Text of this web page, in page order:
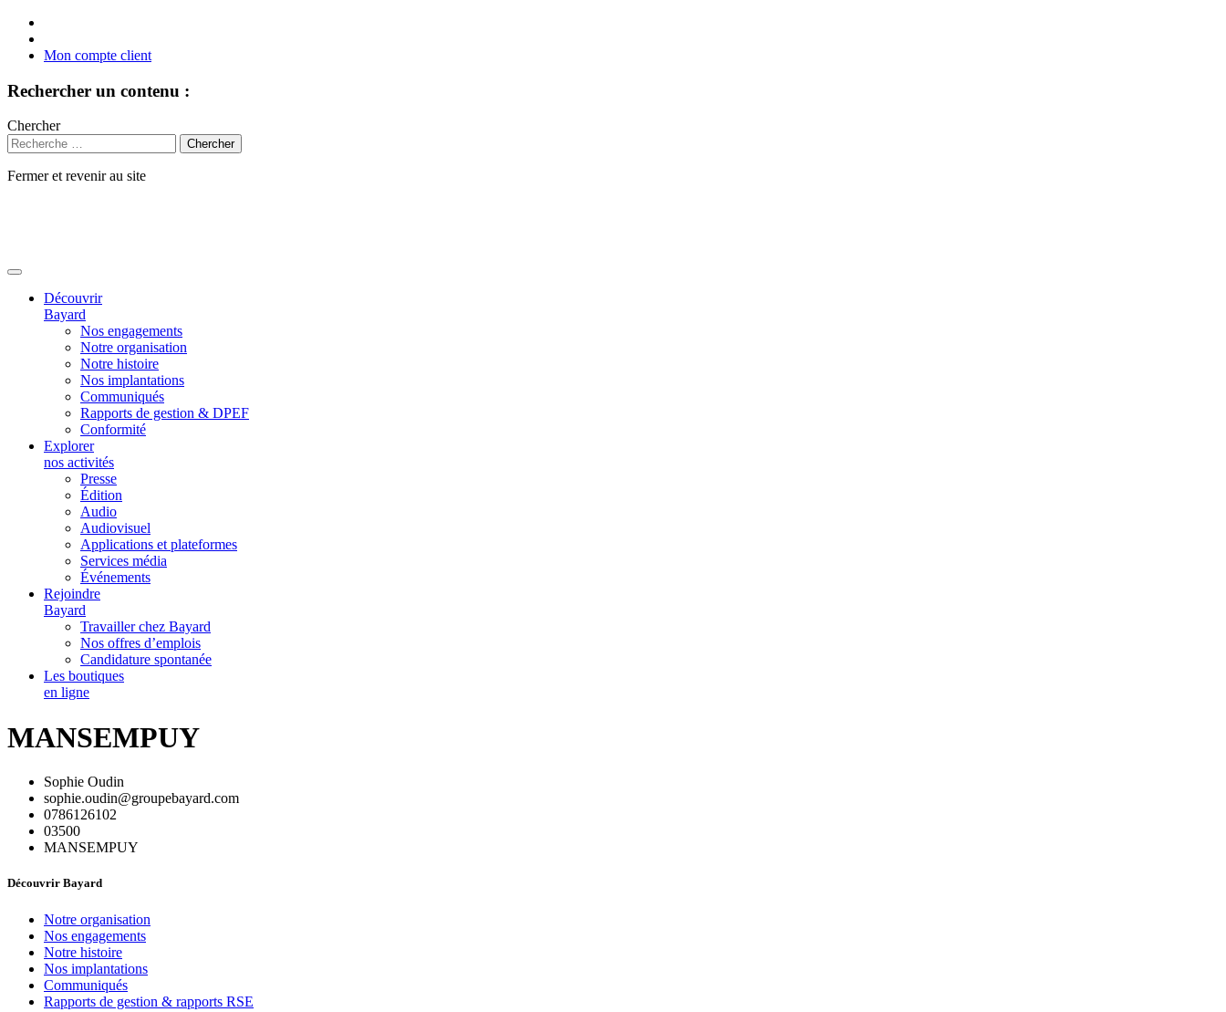
Mon compte client
Rechercher un contenu :
Chercher
Fermer et revenir au site
Découvrir
Bayard
Nos engagements
Notre organisation
Notre histoire
Nos implantations
Communiqués
Rapports de gestion & DPEF
Conformité
Explorer
nos activités
Presse
Édition
Audio
Audiovisuel
Applications et plateformes
Services média
Événements
Rejoindre
Bayard
Travailler chez Bayard
Nos offres d’emplois
Candidature spontanée
Les boutiques
en ligne
MANSEMPUY
Sophie Oudin
sophie.oudin@groupebayard.com
0786126102
03500
MANSEMPUY
Découvrir Bayard
Notre organisation
Nos engagements
Notre histoire
Nos implantations
Communiqués
Rapports de gestion & rapports RSE